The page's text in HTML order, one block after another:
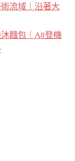
流域｜沿著大
麵包｜A8登機